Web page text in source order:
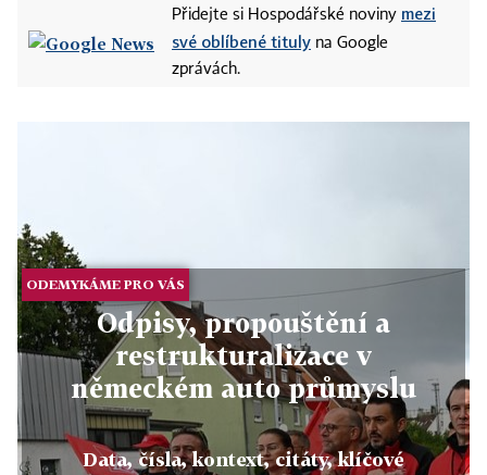
Přidejte si Hospodářské noviny mezi
své oblíbené tituly na Google
zprávách.
ODEMYKÁME PRO VÁS
Odpisy, propouštění a
restrukturalizace v
německém auto průmyslu
Data, čísla, kontext, citáty, klíčové